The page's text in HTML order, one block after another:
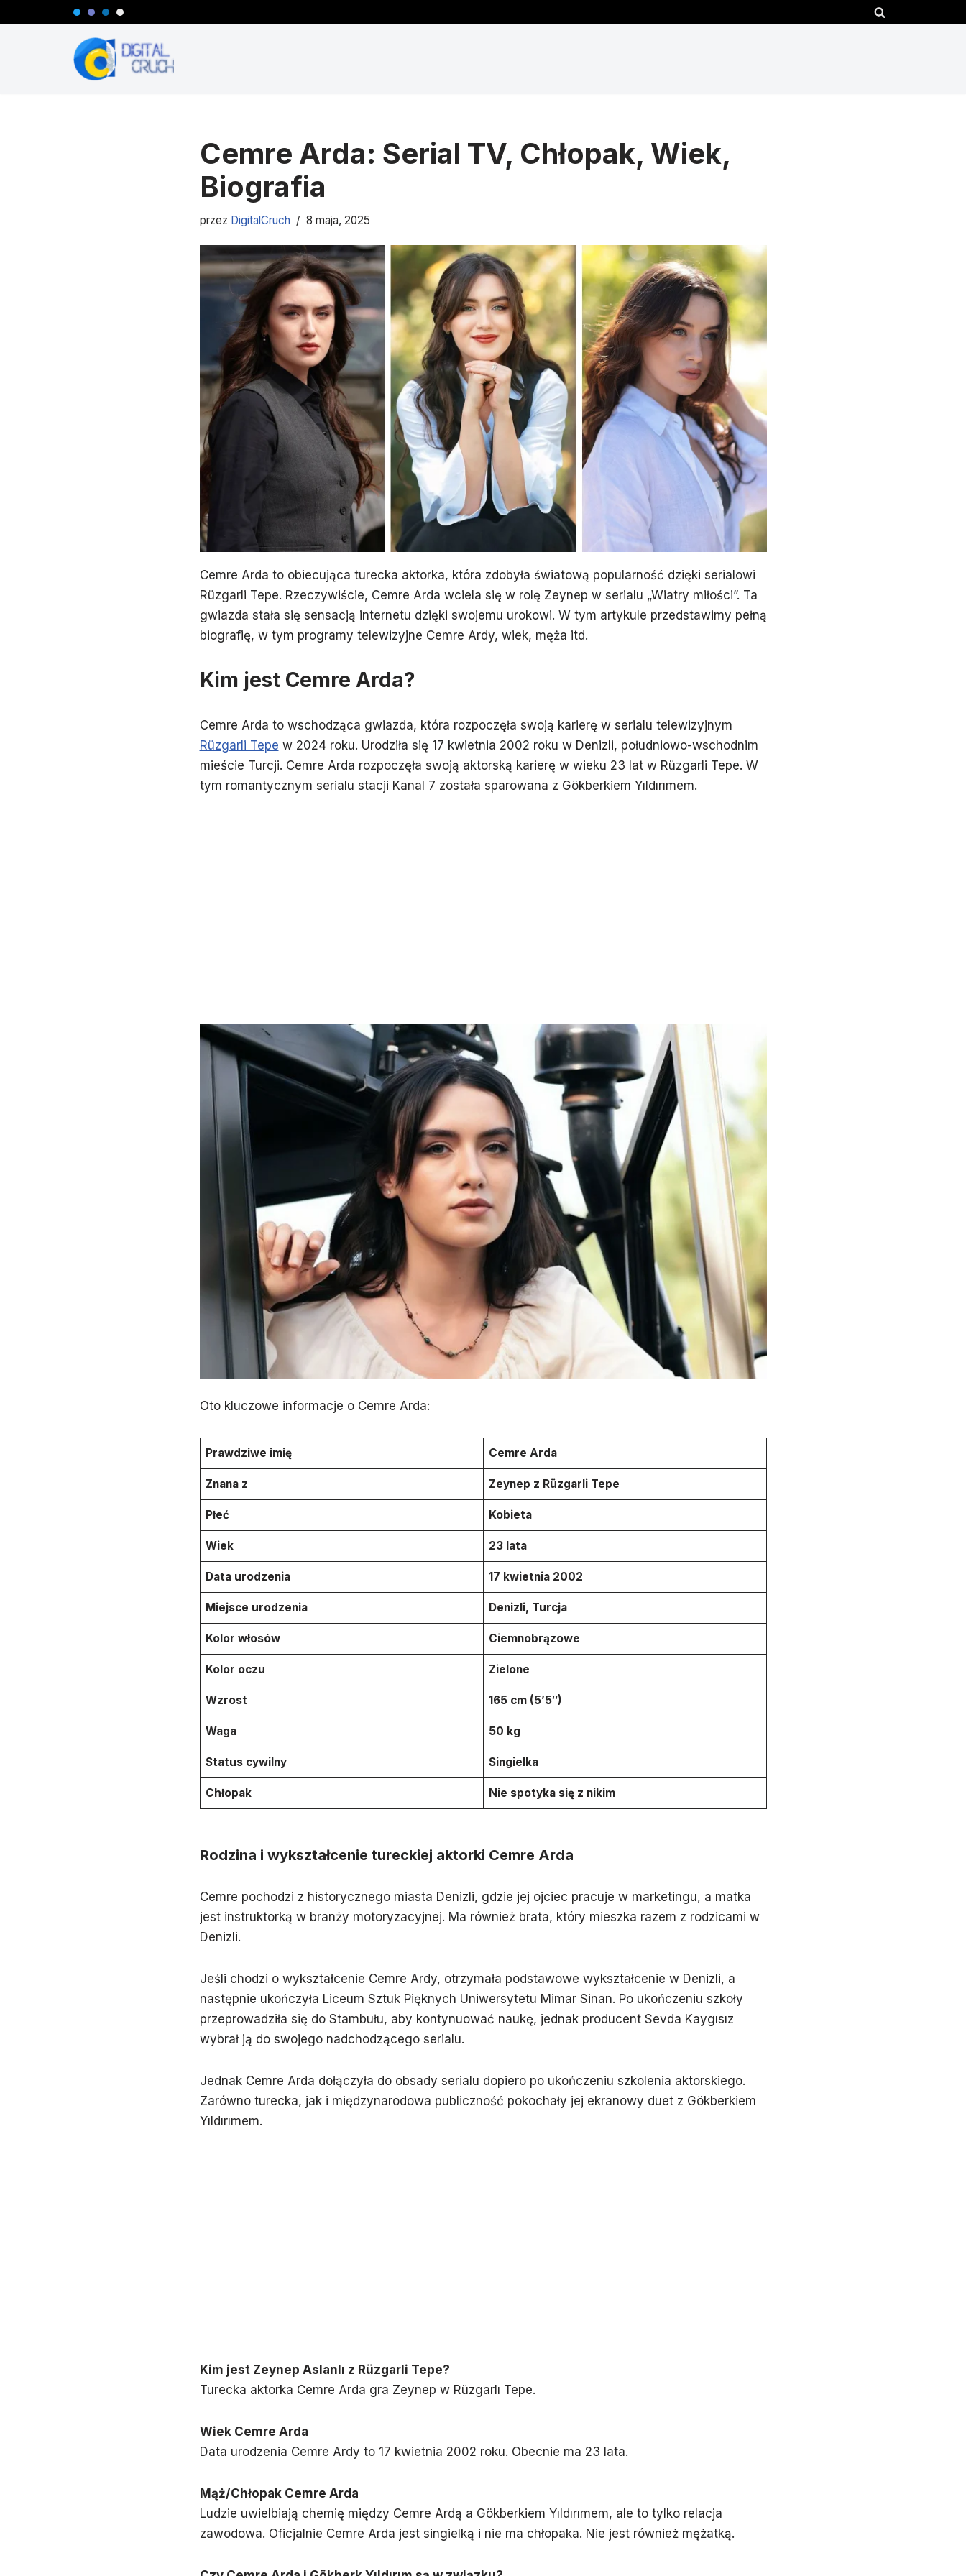
Cemre Arda: Serial TV, Chłopak, Wiek,
Biografia
przez DigitalCruch 8 maja, 2025
Cemre Arda to obiecująca turecka aktorka, która zdobyła światową popularność dzięki serialowi
Rüzgarli Tepe. Rzeczywiście, Cemre Arda wciela się w rolę Zeynep w serialu „Wiatry miłości”. Ta
gwiazda stała się sensacją internetu dzięki swojemu urokowi. W tym artykule przedstawimy pełną
biografię, w tym programy telewizyjne Cemre Ardy, wiek, męża itd.
Kim jest Cemre Arda?
Cemre Arda to wschodząca gwiazda, która rozpoczęła swoją karierę w serialu telewizyjnym
Rüzgarli Tepe w 2024 roku. Urodziła się 17 kwietnia 2002 roku w Denizli, południowo-wschodnim
mieście Turcji. Cemre Arda rozpoczęła swoją aktorską karierę w wieku 23 lat w Rüzgarli Tepe. W
tym romantycznym serialu stacji Kanal 7 została sparowana z Gökberkiem Yıldırımem.
Oto kluczowe informacje o Cemre Arda:
Prawdziwe imię Cemre Arda
Znana z Zeynep z Rüzgarli Tepe
Płeć Kobieta
Wiek 23 lata
Data urodzenia 17 kwietnia 2002
Miejsce urodzenia Denizli, Turcja
Kolor włosów Ciemnobrązowe
Kolor oczu Zielone
Wzrost 165 cm (5’5″)
Waga 50 kg
Status cywilny Singielka
Chłopak Nie spotyka się z nikim
Rodzina i wykształcenie tureckiej aktorki Cemre Arda
Cemre pochodzi z historycznego miasta Denizli, gdzie jej ojciec pracuje w marketingu, a matka
jest instruktorką w branży motoryzacyjnej. Ma również brata, który mieszka razem z rodzicami w
Denizli.
Jeśli chodzi o wykształcenie Cemre Ardy, otrzymała podstawowe wykształcenie w Denizli, a
następnie ukończyła Liceum Sztuk Pięknych Uniwersytetu Mimar Sinan. Po ukończeniu szkoły
przeprowadziła się do Stambułu, aby kontynuować naukę, jednak producent Sevda Kaygısız
wybrał ją do swojego nadchodzącego serialu.
Jednak Cemre Arda dołączyła do obsady serialu dopiero po ukończeniu szkolenia aktorskiego.
Zarówno turecka, jak i międzynarodowa publiczność pokochały jej ekranowy duet z Gökberkiem
Yıldırımem.
Kim jest Zeynep Aslanlı z Rüzgarli Tepe?
Turecka aktorka Cemre Arda gra Zeynep w Rüzgarlı Tepe.
Wiek Cemre Arda
Data urodzenia Cemre Ardy to 17 kwietnia 2002 roku. Obecnie ma 23 lata.
Mąż/Chłopak Cemre Arda
Ludzie uwielbiają chemię między Cemre Ardą a Gökberkiem Yıldırımem, ale to tylko relacja
zawodowa. Oficjalnie Cemre Arda jest singielką i nie ma chłopaka. Nie jest również mężatką.